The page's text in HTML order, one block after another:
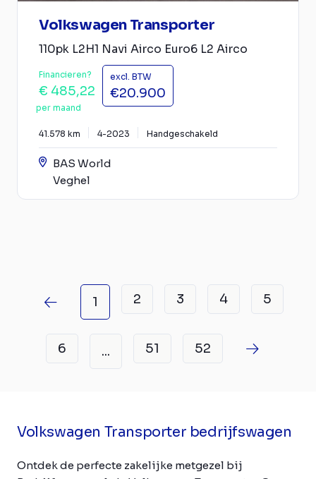
Volkswagen Transporter
110pk L2H1 Navi Airco Euro6 L2 Airco
Financieren?
€ 485,22
per maand
excl. BTW
€20.900
41.578 km 4-2023 Handgeschakeld
BAS World
Veghel
1 2 3 4 5
6 ... 51 52
Volkswagen Transporter bedrijfswagen
Ontdek de perfecte zakelijke metgezel bij